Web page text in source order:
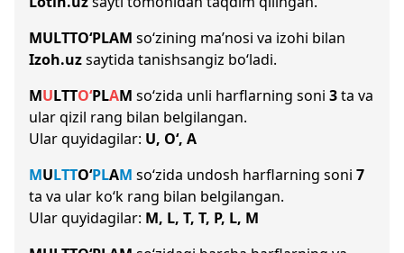
MULTTO‘PLAM so‘zining ma’nosi va izohi bilan
Izoh.uzsaytida tanishsangiz bo‘ladi.
MULTTO‘PLAM so‘zida unli harflarning soni 3ta va
ular qizil rang bilan belgilangan.
Ular quyidagilar: U, O‘, A
MULTTO‘PLAM so‘zida undosh harflarning soni 7
ta va ular ko‘k rang bilan belgilangan.
Ular quyidagilar: M, L, T, T, P, L, M